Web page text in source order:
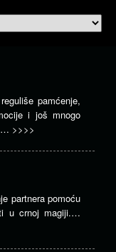
pamćenje,
i još mnogo
>>>>
partnera pomoću
u crnoj magiji.…